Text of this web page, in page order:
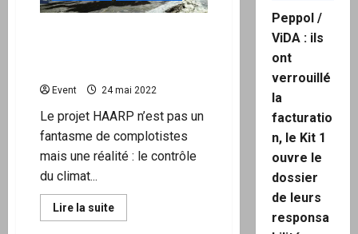
Event 24 mai 2022
Le projet HAARP n’est pas un
fantasme de complotistes
mais une réalité : le contrôle
du climat...
Lire la suiteEn
savoir
Peppol /
ViDA : ils
ont
verrouillé
la
facturatio
n, le Kit 1
ouvre le
dossier
de leurs
responsa